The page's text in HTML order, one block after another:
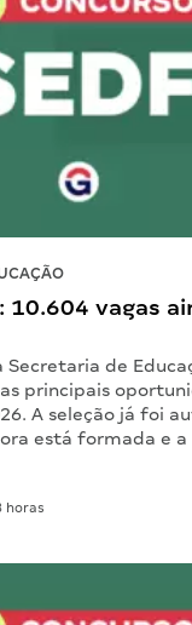
10.604 vagas
Secretaria de
principais
A seleção já foi
está formada e a
horas